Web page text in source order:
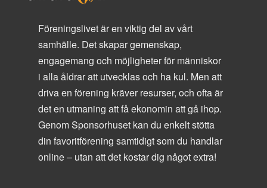
Föreningslivet är en viktig del av vårt
samhälle. Det skapar gemenskap,
engagemang och möjligheter för människor
i alla åldrar att utvecklas och ha kul. Men att
driva en förening kräver resurser, och ofta är
det en utmaning att få ekonomin att gå ihop.
Genom Sponsorhuset kan du enkelt stötta
din favoritförening samtidigt som du handlar
online – utan att det kostar dig något extra!